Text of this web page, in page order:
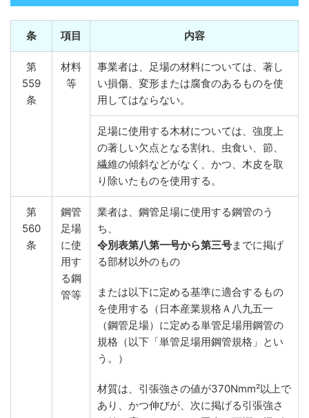
条 項目 内容
第
559
条
材料
等
事業者は、足場の材料については、著し
い損傷、変形または腐食のあるものを使
用してはならない。
足場に使用する木材については、強度上
の著しい欠点となる割れ、虫食い、節、
繊維の傾斜などがなく、かつ、木皮を取
り除いたものを使用する。
第
560
条
鋼管
足場
に使
用す
る鋼
管等
業者は、鋼管足場に使用する鋼管のう
ち、
令別表第八第一号から第三号までに掲げ
る部材以外のもの
または以下に定める基準に適合するもの
を使用する（日本産業規格Ａ八九五一
（鋼管足場）に定める単管足場用鋼管の
規格（以下「単管足場用鋼管規格」とい
う。）
材質は、引張強さの値が370Nmm²以上で
あり、かつ伸びが、次に掲げる引張強さ